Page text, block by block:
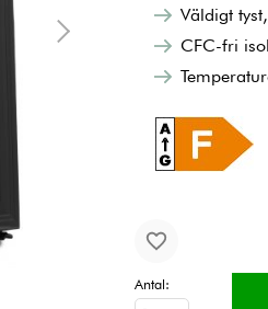
Väldigt tyst,
CFC-fri
Antal: